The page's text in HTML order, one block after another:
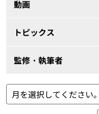
動画
トピックス
監修・執筆者